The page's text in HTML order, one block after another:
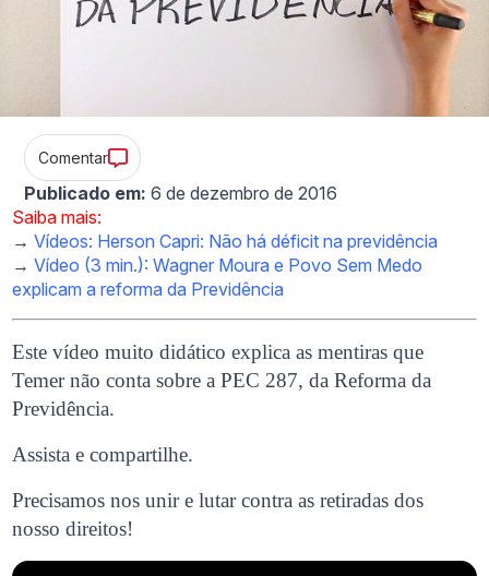
Comentar
Publicado em: 6 de dezembro de 2016
Saiba mais:
→Vídeos: Herson Capri: Não há déficit na previdência
→Vídeo (3 min.): Wagner Moura e Povo Sem Medo
explicam a reforma da Previdência
Este vídeo muito didático explica as mentiras que
Temer não conta sobre a PEC 287, da Reforma da
Previdência.
Assista e compartilhe.
Precisamos nos unir e lutar contra as retiradas dos
nosso direitos!